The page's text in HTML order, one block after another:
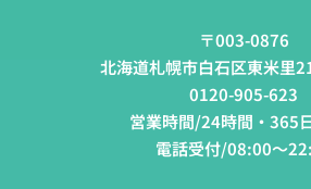
〒003-0876
北海道札幌市白石区東米里
0120-905-623
営業時間/24時間・365
電話受付/08:00～